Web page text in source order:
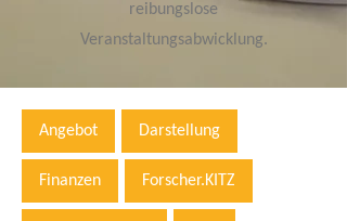
reibungslose
Veranstaltungsabwicklung.
Angebot Darstellung
Finanzen Forscher.KITZ